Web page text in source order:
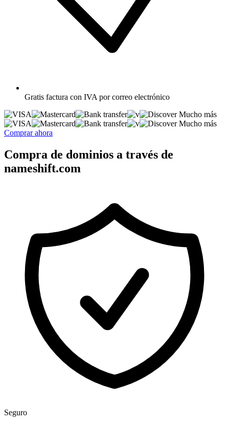
Gratis factura con IVA por correo electrónico
Mucho más
Mucho más
Comprar ahora
Compra de dominios a través de
nameshift.com
Seguro